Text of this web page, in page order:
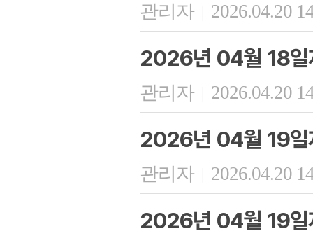
관리자 | 2026.04.20
2026년 04월 18일
관리자 | 2026.04.20
2026년 04월 19일
관리자 | 2026.04.20
2026년 04월 19일